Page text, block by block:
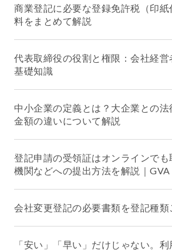
商業登記に必要な登録免許税（印
料をまとめて解説
代表取締役の役割と権限：会社経
基礎知識
中小企業の定義とは？大企業との
金額の違いについて解説
登記申請の受領証はオンラインで
機関などへの提出方法を解説｜GVA
会社変更登記の必要書類を登記種類
「安い」「早い」だけじゃない。